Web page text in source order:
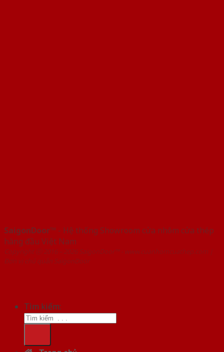
SaigonDoor™ - Hệ thống Showroom cửa nhôm cửa thép
hàng đầu Việt Nam
Copyright ⓒ 2016 – 2026 SaigonDoor™ - www.cuanhomcuathep.com |
Đơn vị chủ quản SaigonDoor
Tìm kiếm: